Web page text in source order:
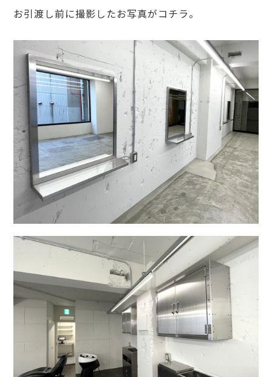
お引渡し前に撮影したお写真がコチラ。